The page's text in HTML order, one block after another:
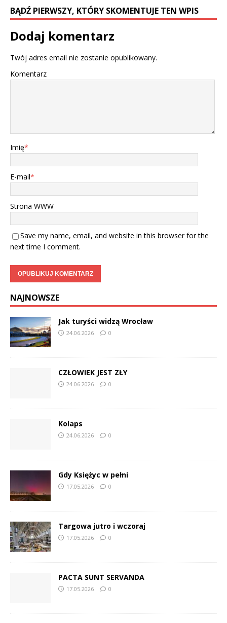
BĄDŹ PIERWSZY, KTÓRY SKOMENTUJE TEN WPIS
Dodaj komentarz
Twój adres email nie zostanie opublikowany.
Komentarz
Imię*
E-mail*
Strona WWW
Save my name, email, and website in this browser for the
next time I comment.
NAJNOWSZE
Jak turyści widzą Wrocław
24.06.2026 0
CZŁOWIEK JEST ZŁY
24.06.2026 0
Kolaps
24.06.2026 0
Gdy Księżyc w pełni
17.05.2026 0
Targowa jutro i wczoraj
17.05.2026 0
PACTA SUNT SERVANDA
17.05.2026 0